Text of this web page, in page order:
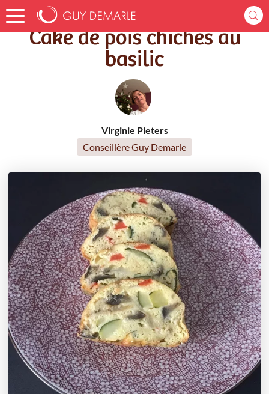
Accueil Recettes Cake de pois chiches au basilic
Cake de pois chiches au
basilic
Virginie Pieters
Conseillère Guy Demarle